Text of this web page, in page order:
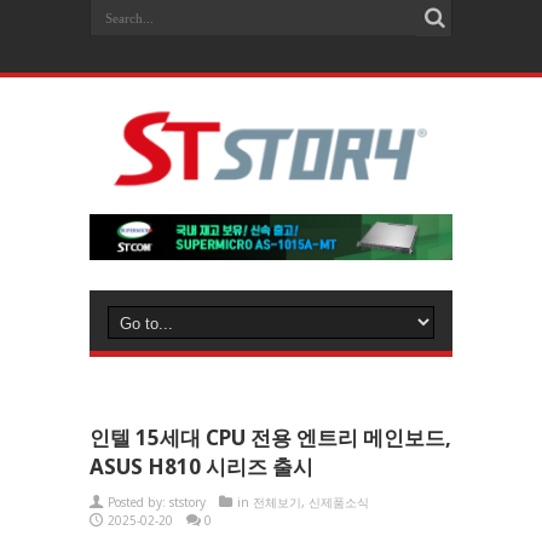
인텔 15세대 CPU 전용 엔트리 메인보드,
ASUS H810 시리즈 출시
Posted by: ststory in 전체보기, 신제품소식
2025-02-20
0